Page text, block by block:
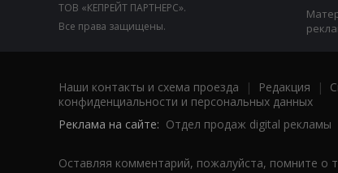
ТОВ «КЕПРЕЙТ ПАРТНЕРС».
Все права защищены.
Наши контакты и схема проезда | Редакция |
конфиденциальности и персональных данных
Реклама на сайте: Отдел продаж digital рекламы
Оставляя комментарий, пожалуйста, помните о